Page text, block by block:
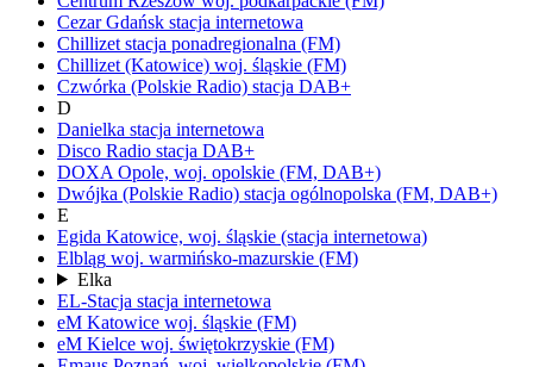
Cezar Gdańsk stacja internetowa
Chillizet stacja ponadregionalna (FM)
Chillizet (Katowice) woj. śląskie (FM)
Czwórka (Polskie Radio) stacja DAB+
D
Danielka stacja internetowa
Disco Radio stacja DAB+
DOXA Opole, woj. opolskie (FM, DAB+)
Dwójka (Polskie Radio) stacja ogólnopolska (FM, DAB+)
E
Egida Katowice, woj. śląskie (stacja internetowa)
Elbląg woj. warmińsko-mazurskie (FM)
Elka
EL-Stacja stacja internetowa
eM Katowice woj. śląskie (FM)
eM Kielce woj. świętokrzyskie (FM)